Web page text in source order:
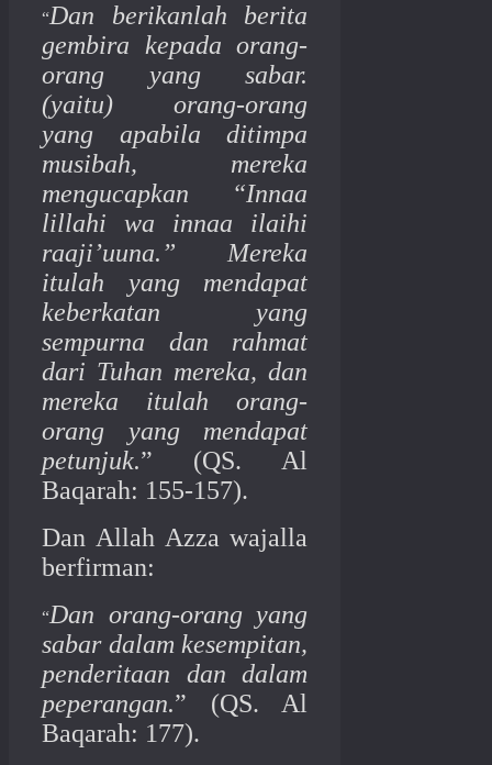
“Dan berikanlah berita
gembira kepada orang-
orang yang sabar.
(yaitu) orang-orang
yang apabila ditimpa
musibah, mereka
mengucapkan “Innaa
lillahi wa innaa ilaihi
raaji’uuna.” Mereka
itulah yang mendapat
keberkatan yang
sempurna dan rahmat
dari Tuhan mereka, dan
mereka itulah orang-
orang yang mendapat
petunjuk.” (QS. Al
Baqarah: 155-157).
Dan Allah Azza wajalla
berfirman:
“Dan orang-orang yang
sabar dalam kesempitan,
penderitaan dan dalam
peperangan.” (QS. Al
Baqarah: 177).